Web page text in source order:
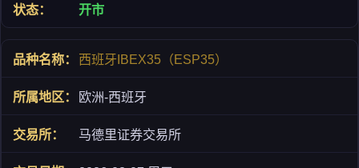
开市
西班牙IBEX35（ESP35）
欧洲-西班牙
马德里证券交易所